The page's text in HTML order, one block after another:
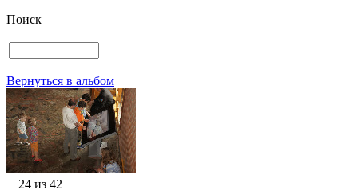
Поиск
Вернуться в альбом
24 из 42